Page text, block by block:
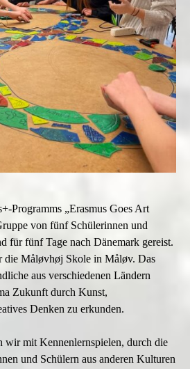
Programms „Erasmus Goes Art
von fünf Schülerinnen und
für fünf Tage nach Dänemark gereist.
die Måløvhøj Skole in Måløv. Das
aus verschiedenen Ländern
Zukunft durch Kunst,
Denken zu erkunden.
wir mit Kennenlernspielen, durch die
und Schülern aus anderen Kulturen